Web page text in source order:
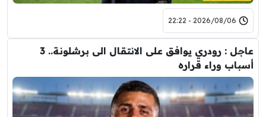
2026/08/06 - 22:22
عاجل : رودري يوافق على الانتقال الى برشلونة.. 3
أسباب وراء قراره